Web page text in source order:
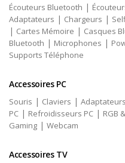
Écouteurs Bluetooth |
Adaptateurs | Chargeurs |
| Cartes Mémoire | Casques
Bluetooth | Microphones |
Supports Téléphone
Accessoires PC
Souris | Claviers |
PC | Refroidisseurs PC | RGB
Gaming | Webcam
Accessoires TV